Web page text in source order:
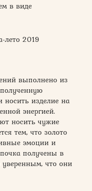
в виде
лето 2019
выполнено из
носить изделие на
энергией.
носить чужие
тем, что золото
эмоции и
получены в
уверенным, что они